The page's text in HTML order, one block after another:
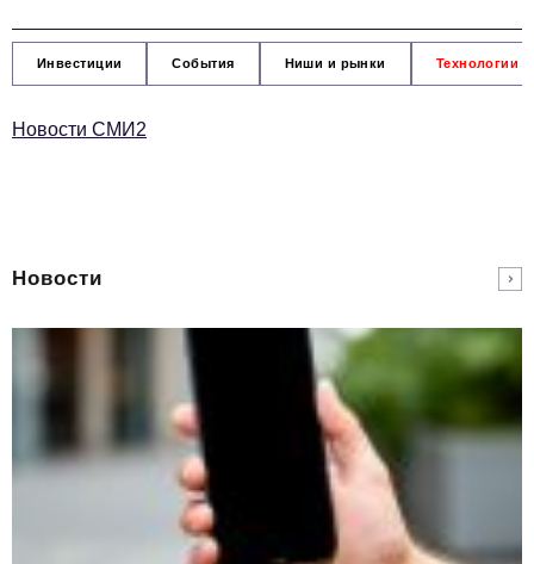
Инвестиции События Ниши и рынки Технологии
Новости СМИ2
Новости